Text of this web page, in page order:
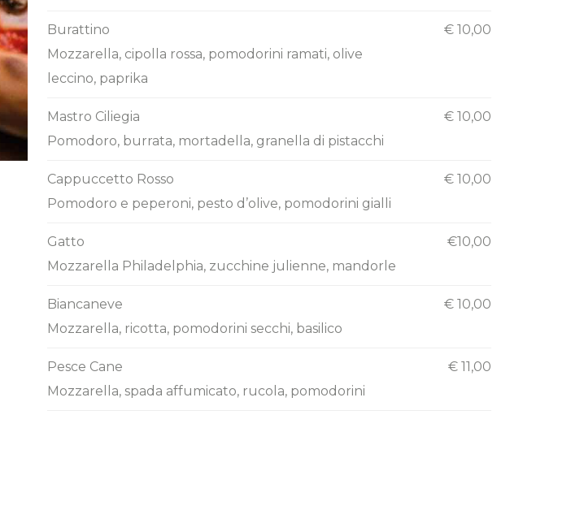
Burattino
Mozzarella, cipolla rossa, pomodorini ramati, olive
leccino, paprika
€ 10,00
Mastro Ciliegia
Pomodoro, burrata, mortadella, granella di pistacchi
€ 10,00
Cappuccetto Rosso
Pomodoro e peperoni, pesto d’olive, pomodorini gialli
€ 10,00
Gatto
Mozzarella Philadelphia, zucchine julienne, mandorle
€10,00
Biancaneve
Mozzarella, ricotta, pomodorini secchi, basilico
€ 10,00
Pesce Cane
Mozzarella, spada affumicato, rucola, pomodorini
€ 11,00